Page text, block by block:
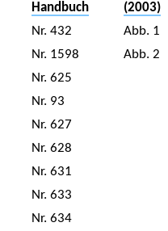
Handbuch
(2003)
Nr. 432
Abb. 1
Nr. 1598
Abb. 2
Nr. 625
Nr. 93
Nr. 627
Nr. 628
Nr. 631
Nr. 633
Nr. 634